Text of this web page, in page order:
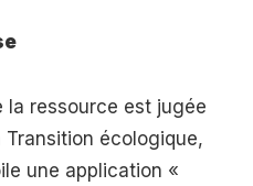
la ressource est jugée
écologique,
une application «